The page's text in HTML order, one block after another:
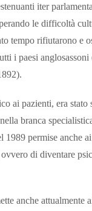
iter
le difficoltà
tempo rifiutarono e
i paesi
ai pazienti, era stato
branca
1989 permise anche
di diventare
anche attualmente